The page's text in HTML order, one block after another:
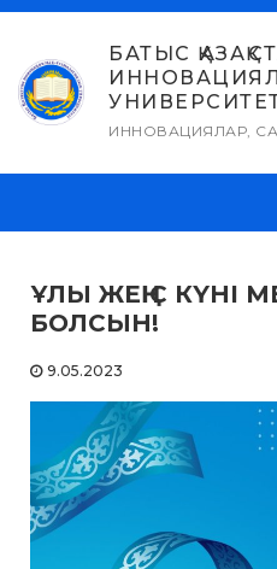
Skip
content
БАТЫС
ИННОВАЦИЯЛАР,
ҰЛЫ ЖЕҢІС КҮНІ
БОЛСЫН!
9.05.2023